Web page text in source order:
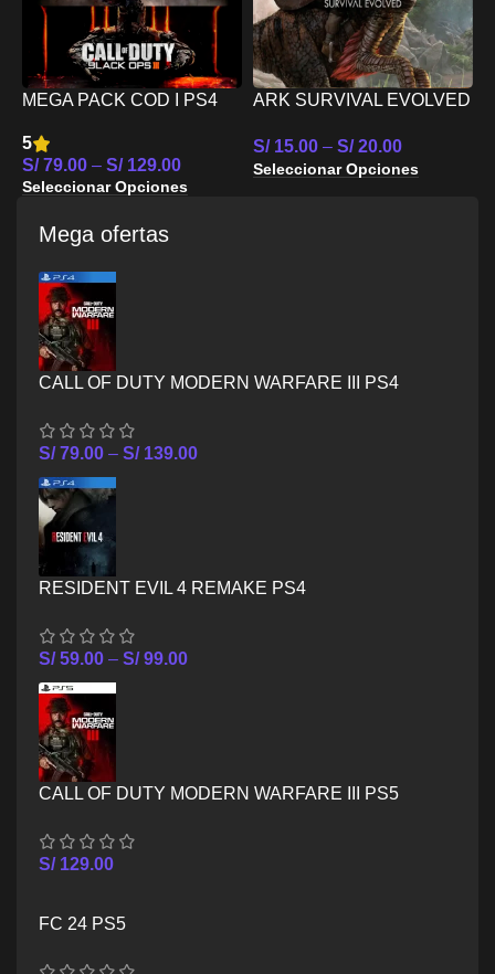
MEGA PACK COD I PS4
5
S/79.00 – S/129.00
Seleccionar Opciones
ARK SURVIVAL EVOLVED
S/15.00 – S/20.00
Seleccionar Opciones
Mega ofertas
CALL OF DUTY MODERN WARFARE III PS4
S/79.00 – S/139.00
RESIDENT EVIL 4 REMAKE PS4
S/59.00 – S/99.00
CALL OF DUTY MODERN WARFARE III PS5
S/129.00
FC 24 PS5